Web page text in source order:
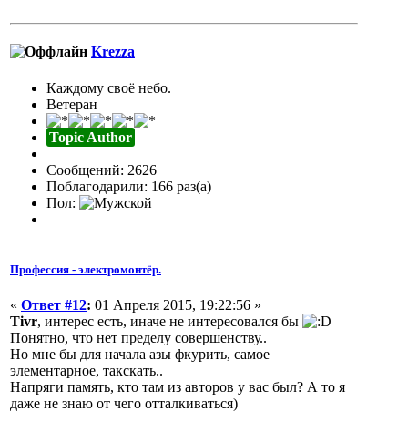
Krezza
Каждому своё небо.
Ветеран
Topic Author
Сообщений: 2626
Поблагодарили: 166 раз(а)
Пол:
Профессия - электромонтёр.
« Ответ #12: 01 Апреля 2015, 19:22:56 »
Tivr, интерес есть, иначе не интересовался бы
Понятно, что нет пределу совершенству..
Но мне бы для начала азы фкурить, самое
элементарное, такскать..
Напряги память, кто там из авторов у вас был? А то я
даже не знаю от чего отталкиваться)